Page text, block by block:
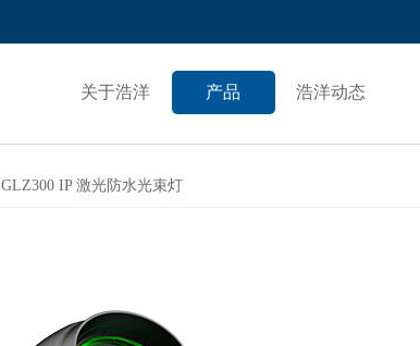
关于浩洋 产品 浩洋动态
GLZ300 IP 激光防水光束灯